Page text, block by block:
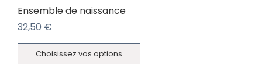
Ensemble de naissance
32,50 €
Choisissez vos options